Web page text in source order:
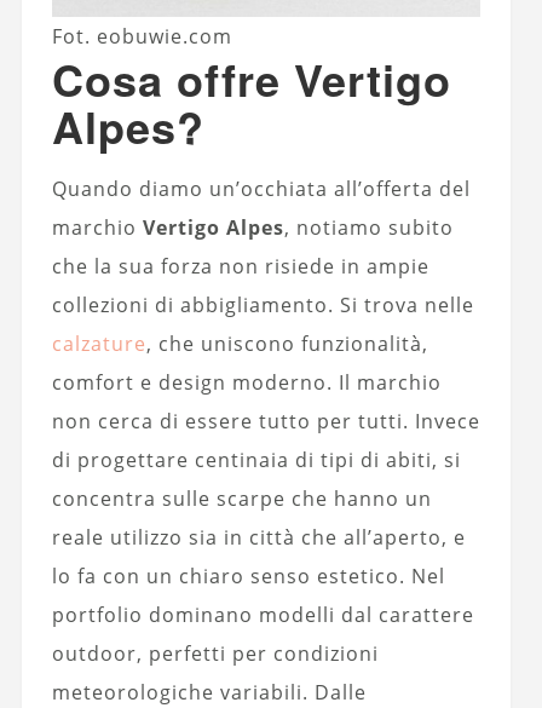
Fot. eobuwie.com
Cosa offre Vertigo
Alpes?
Quando diamo un’occhiata all’offerta del
marchio Vertigo Alpes, notiamo subito
che la sua forza non risiede in ampie
collezioni di abbigliamento. Si trova nelle
calzature, che uniscono funzionalità,
comfort e design moderno. Il marchio
non cerca di essere tutto per tutti. Invece
di progettare centinaia di tipi di abiti, si
concentra sulle scarpe che hanno un
reale utilizzo sia in città che all’aperto, e
lo fa con un chiaro senso estetico. Nel
portfolio dominano modelli dal carattere
outdoor, perfetti per condizioni
meteorologiche variabili. Dalle